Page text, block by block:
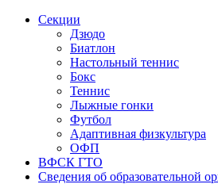
Секции
Дзюдо
Биатлон
Настольный теннис
Бокс
Теннис
Лыжные гонки
Футбол
Адаптивная физкультура
ОФП
ВФСК ГТО
Сведения об образовательной